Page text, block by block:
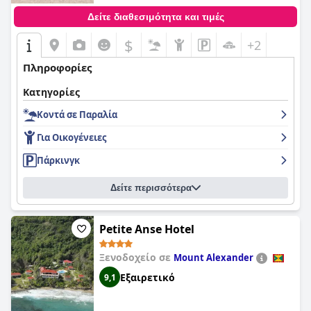
Δείτε διαθεσιμότητα και τιμές
$ +2
Πληροφορίες
Κατηγορίες
Κοντά σε Παραλία
Για Οικογένειες
Πάρκινγκ
Δείτε περισσότερα
Petite Anse Hotel
Ξενοδοχείο σε Mount Alexander
9,1 Εξαιρετικό